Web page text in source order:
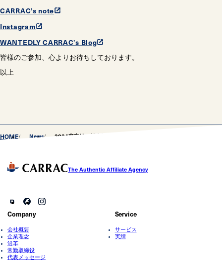
CARRAC’s note
Instagram
WANTEDLY CARRAC’s Blog
皆様のご参加、心よりお待ちしております。
以上
HOME News 2024卒向け 新卒採用開始のお知らせ（12/21更新）
The Authentic Affiliate Agency
Company
会社概要
企業理念
沿革
常勤取締役
代表メッセージ
Service
サービス
実績